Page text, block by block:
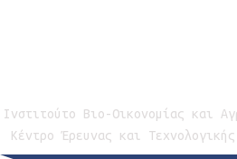
Ινστιτούτο Βιο-Οικονομίας και
Κέντρο Έρευνας και